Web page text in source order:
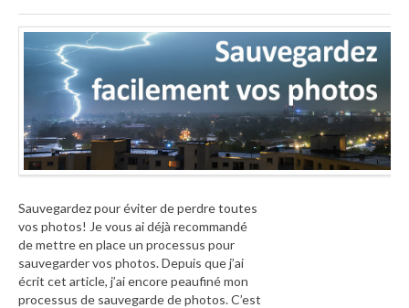
Sauvegardez pour éviter de perdre toutes
vos photos! Je vous ai déjà recommandé
de mettre en place un processus pour
sauvegarder vos photos. Depuis que j’ai
écrit cet article, j’ai encore peaufiné mon
processus de sauvegarde de photos. C’est